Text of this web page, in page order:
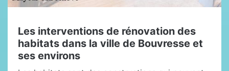
Les interventions de rénovation des
habitats dans la ville de Bouvresse et
ses environs